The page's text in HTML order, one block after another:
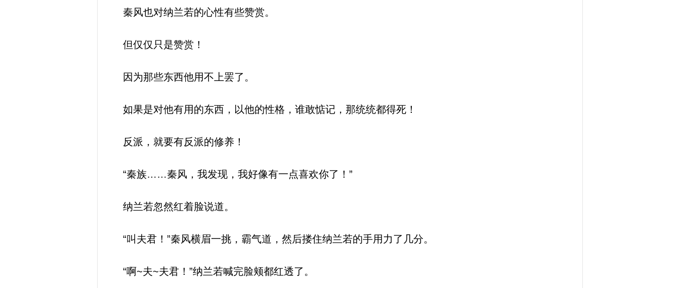
秦风也对纳兰若的心性有些赞赏。
但仅仅只是赞赏！
因为那些东西他用不上罢了。
如果是对他有用的东西，以他的性格，谁敢惦记，那统统都得死！
反派，就要有反派的修养！
“秦族……秦风，我发现，我好像有一点喜欢你了！”
纳兰若忽然红着脸说道。
“叫夫君！”秦风横眉一挑，霸气道，然后搂住纳兰若的手用力了几分。
“啊~夫~夫君！”纳兰若喊完脸颊都红透了。